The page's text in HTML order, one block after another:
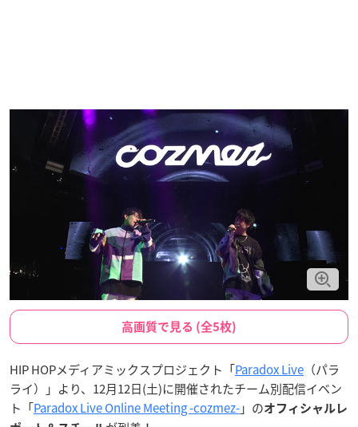
高画質で見る (全5枚)
HIP HOPメディアミックスプロジェクト「Paradox Live （パラ
ライ）」より、12月12日(土)に開催されたチーム別配信イベン
ト「Paradox Live Online Meeting -cozmez-」のオフィシャルレ